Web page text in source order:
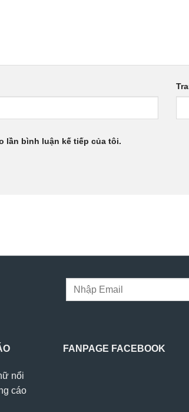
lần bình luận kế tiếp của tôi.
nổi
cáo
FANPAGE FACEBOOK